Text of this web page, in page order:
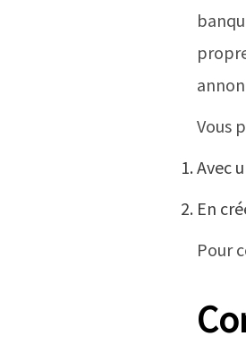
Vous
Avec
En
Pour